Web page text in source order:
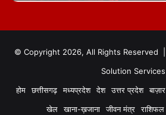
© Copyright 2026, All Rights Reserved |
Solution Services
होम
छत्तीसगढ़ मध्यप्रदेश देश उत्तर प्रदेश बाज़ार
खेल
खाना-ख़जाना जीवन मंत्र राशिफल